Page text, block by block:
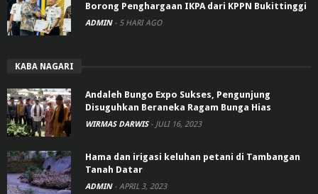
Borong Penghargaan IKPA dari KPPN Bukittinggi
ADMIN - 5 HARI AGO
KABA NAGARI
Andaleh Bungo Expo Sukses, Pengunjung
Disuguhkan Beraneka Ragam Bunga Hias
WIRMAS DARWIS - JULI 16, 2023
Hama dan irigasi keluhan petani di Tambangan
Tanah Datar
ADMIN - APRIL 3, 2023